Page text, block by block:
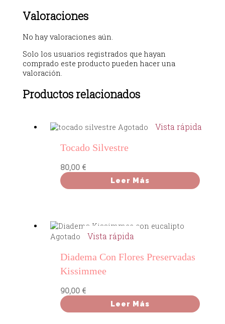
Valoraciones
No hay valoraciones aún.
Solo los usuarios registrados que hayan
comprado este producto pueden hacer una
valoración.
Productos relacionados
Agotado Vista rápida
Tocado Silvestre
80,00 €
Leer Más
Agotado Vista rápida
Diadema Con Flores Preservadas
Kissimmee
90,00 €
Leer Más